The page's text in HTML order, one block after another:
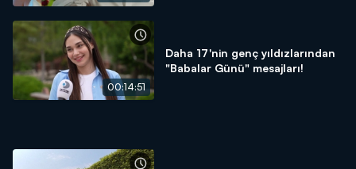
00:14:51
Daha 17'nin genç yıldızlarından
"Babalar Günü" mesajları!